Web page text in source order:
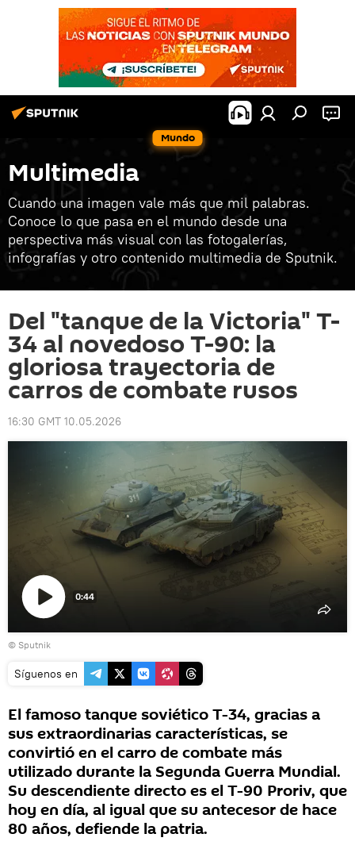
Mundo
Multimedia
Cuando una imagen vale más que mil palabras.
Conoce lo que pasa en el mundo desde una
perspectiva más visual con las fotogalerías,
infografías y otro contenido multimedia de Sputnik.
Del "tanque de la Victoria" T-
34 al novedoso T-90: la
gloriosa trayectoria de
carros de combate rusos
16:30 GMT 10.05.2026
Reproducir
vídeo
0:44
© Sputnik
Síguenos en
El famoso tanque soviético T-34, gracias a
sus extraordinarias características, se
convirtió en el carro de combate más
utilizado durante la Segunda Guerra Mundial.
Su descendiente directo es el T-90 Proriv, que
hoy en día, al igual que su antecesor de hace
80 años, defiende la patria.